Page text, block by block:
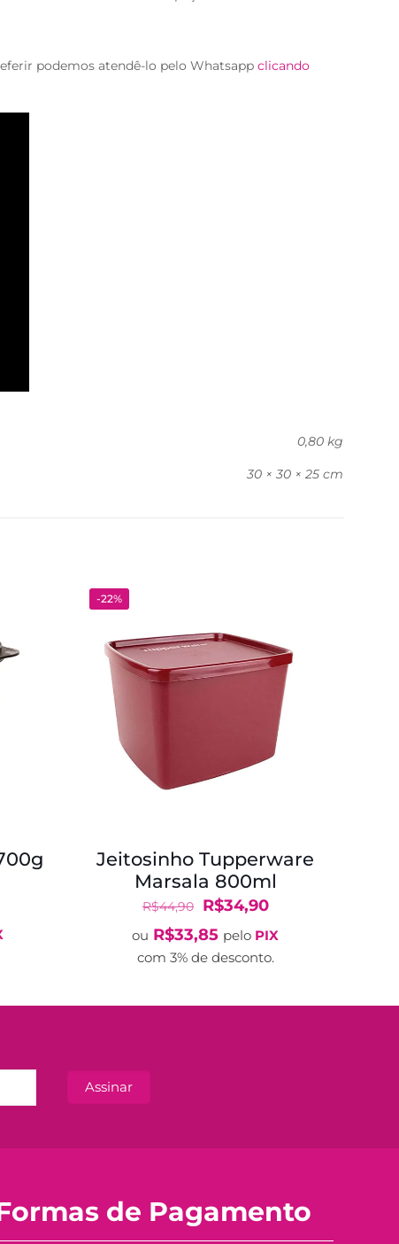
podemos atendê-lo pelo Whatsappclicando
0,80 kg
30 × 30 × 25 cm
-22%
Jeitosinho Tupperware
Marsala 800ml
R$44,90
O
preço
original
R$34,90O
preço
ou R$33,85 pelo PIX
com 3% de desconto.
de Pagamento